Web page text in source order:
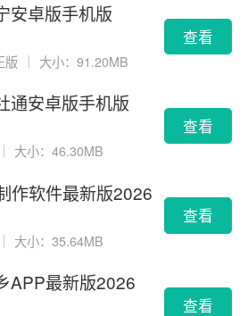
安卓版手机版
版 大小：91.20MB
查看
通安卓版手机版
大小：46.30MB
查看
作软件最新版2026
｜ 大小：35.64MB
查看
APP最新版2026
查看